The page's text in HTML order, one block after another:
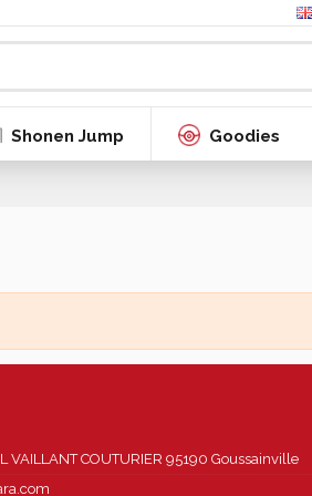
Shonen Jump Goodies
VAILLANT COUTURIER 95190 Goussainville